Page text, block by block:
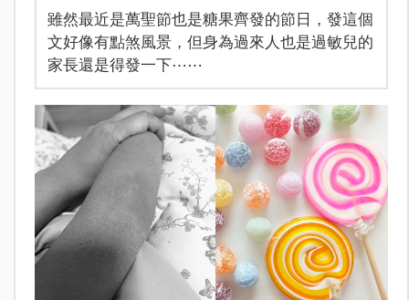
雖然最近是萬聖節也是糖果齊發的節日，發這個
文好像有點煞風景，但身為過來人也是過敏兒的
家長還是得發一下⋯⋯